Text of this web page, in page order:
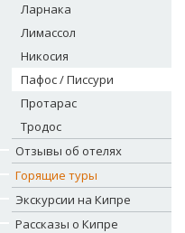
Ларнака
Лимассол
Никосия
Пафос / Писсури
Протарас
Тродос
Отзывы об отелях
Горящие туры
Экскурсии на Кипре
Рассказы о Кипре